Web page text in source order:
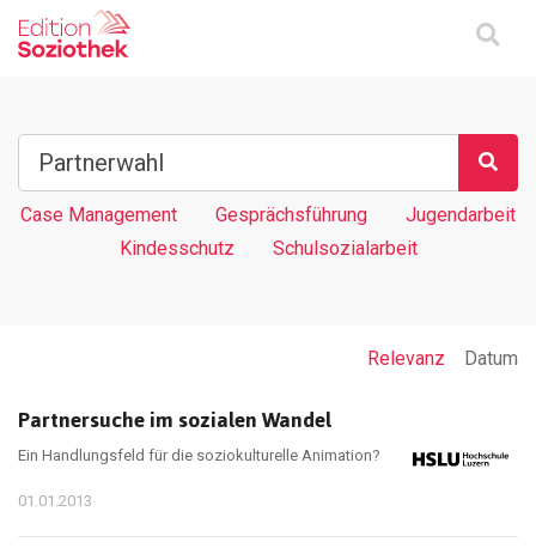
Case Management Gesprächsführung
Jugendarbeit
Kindesschutz
Schulsozialarbeit
Relevanz Datum
Partnersuche im sozialen Wandel
Ein Handlungsfeld für die soziokulturelle Animation?
01.01.2013